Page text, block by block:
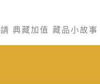
典藏加值 藏品小故事